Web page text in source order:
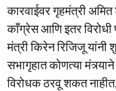
कारवाईवर गृहमंत्री अमित
काँग्रेस आणि इतर विरोधी
मंत्री किरेन रिजिजू यांनी
सभागृहात कोणत्या
विरोधक ठरवू शकत